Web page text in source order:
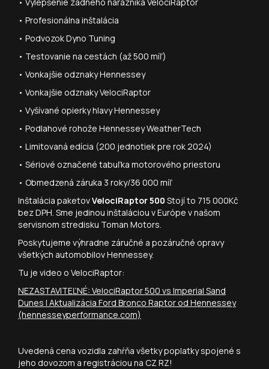
• Profesionálna inštalácia
• Podvozok Dyno Tuning
• Testovanie na cestách (až 500 míľ)
• Vonkajšie odznaky Hennessey
• Vonkajšie odznaky VelociRaptor
• Vyšívané opierky hlavy Hennessey
• Podlahové rohože Hennessey WeatherTech
• Limitovaná edícia (200 jednotiek pre rok 2024)
• Sériové označené tabuľka motorového priestoru
• Obmedzená záruka 3 roky/36 000 míľ
Inštalácia paketovVelociRaptor 500 Stojí to 715 000Kč
bez DPH. Sme jedinou inštaláciou v Európe v našom
servisnom stredisku Toman Motors.
Poskytujeme výhradne záručné a pozáručné opravy
všetkých automobilov Hennessey.
Tu je video o VelociRaptor:
NEZASTAVITEĽNÉ: VelociRaptor 500 vs Imperial Sand
Dunes | Aktualizácia Ford Bronco Raptor od Hennessey
(hennesseyperformance.com)
Uvedená cena vozidla zahŕňa všetky poplatky spojené s
jeho dovozom a registráciou na CZ RZ!